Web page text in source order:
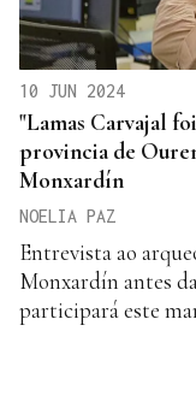
10 JUN 2024
"Lamas Carvajal
provincia de
Monxardín
NOELIA PAZ
Entrevista ao
Monxardín antes
participará este